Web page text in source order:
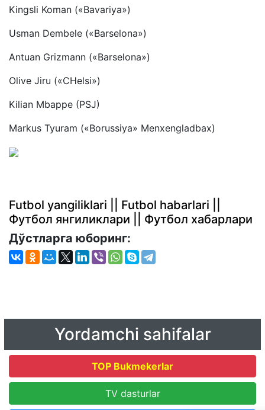
Kingsli Koman («Bavariya»)
Usman Dembele («Barselona»)
Antuan Grizmann («Barselona»)
Olive Jiru («CHelsi»)
Kilian Mbappe (PSJ)
Markus Tyuram («Borussiya» Menxengladbax)
Futbol yangiliklari || Futbol habarlari ||
Футбол янгиликлари || Футбол хабарлари
Дўстларга юборинг:
Yordamchi sahifalar
TOP Bukmekerlar
TV dasturlar